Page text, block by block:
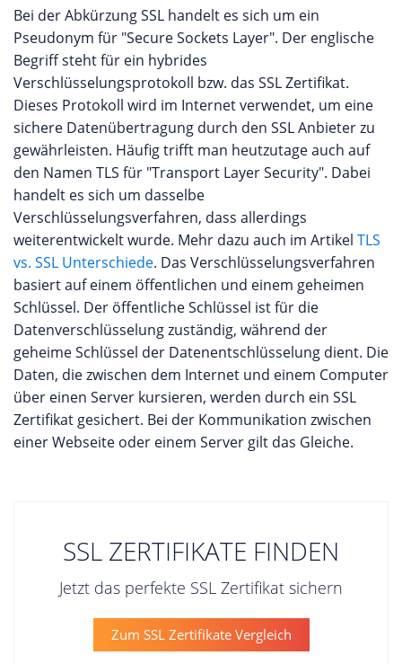
Bei der Abkürzung SSL handelt es sich um ein
Pseudonym für "Secure Sockets Layer". Der englische
Begriff steht für ein hybrides
Verschlüsselungsprotokoll bzw. das SSL Zertifikat.
Dieses Protokoll wird im Internet verwendet, um eine
sichere Datenübertragung durch den SSL Anbieter zu
gewährleisten. Häufig trifft man heutzutage auch auf
den Namen TLS für "Transport Layer Security". Dabei
handelt es sich um dasselbe
Verschlüsselungsverfahren, dass allerdings
weiterentwickelt wurde. Mehr dazu auch im Artikel TLS
vs. SSL Unterschiede. Das Verschlüsselungsverfahren
basiert auf einem öffentlichen und einem geheimen
Schlüssel. Der öffentliche Schlüssel ist für die
Datenverschlüsselung zuständig, während der
geheime Schlüssel der Datenentschlüsselung dient. Die
Daten, die zwischen dem Internet und einem Computer
über einen Server kursieren, werden durch ein SSL
Zertifikat gesichert. Bei der Kommunikation zwischen
einer Webseite oder einem Server gilt das Gleiche.
SSL ZERTIFIKATE FINDEN
Jetzt das perfekte SSL Zertifikat sichern
Zum SSL Zertifikate Vergleich